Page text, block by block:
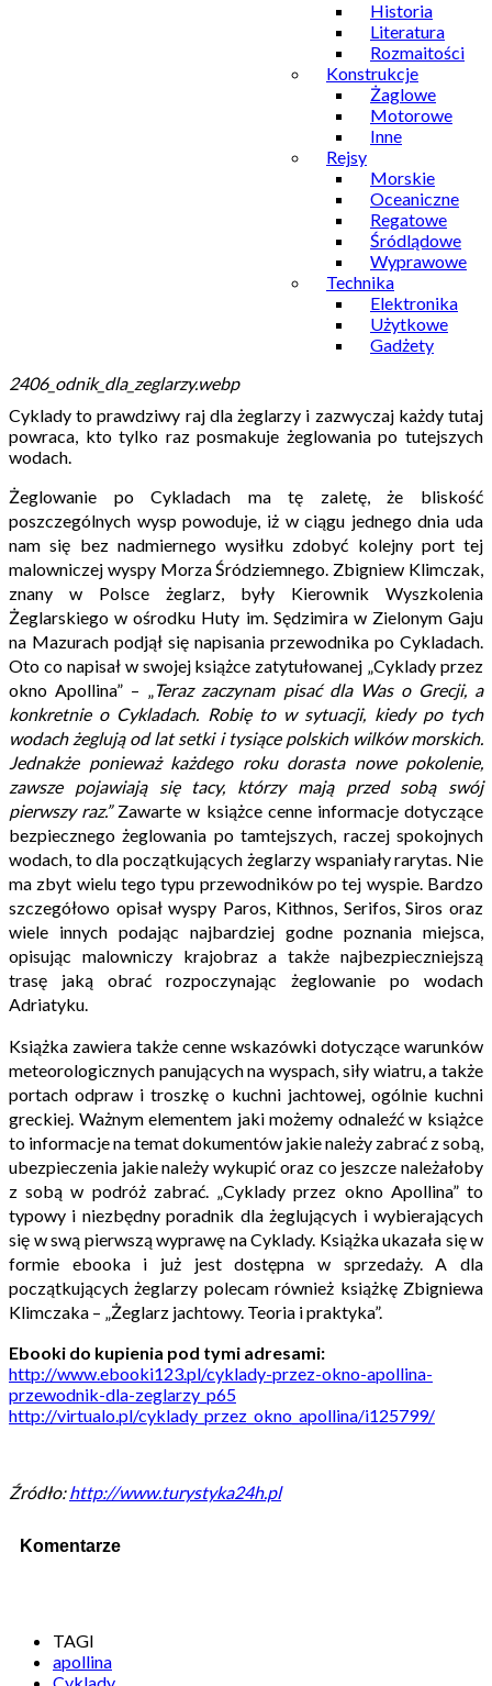
Historia
Literatura
Rozmaitości
Konstrukcje
Żaglowe
Motorowe
Inne
Rejsy
Morskie
Oceaniczne
Regatowe
Śródlądowe
Wyprawowe
Technika
Elektronika
Użytkowe
Gadżety
2406_odnik_dla_zeglarzy.webp
Cyklady to prawdziwy raj dla żeglarzy i zazwyczaj każdy tutaj
powraca, kto tylko raz posmakuje żeglowania po tutejszych
wodach.
Żeglowanie po Cykladach ma tę zaletę, że bliskość
poszczególnych wysp powoduje, iż w ciągu jednego dnia uda
nam się bez nadmiernego wysiłku zdobyć kolejny port tej
malowniczej wyspy Morza Śródziemnego. Zbigniew Klimczak,
znany w Polsce żeglarz, były Kierownik Wyszkolenia
Żeglarskiego w ośrodku Huty im. Sędzimira w Zielonym Gaju
na Mazurach podjął się napisania przewodnika po Cykladach.
Oto co napisał w swojej książce zatytułowanej „Cyklady przez
okno Apollina” – „Teraz zaczynam pisać dla Was o Grecji, a
konkretnie o Cykladach. Robię to w sytuacji, kiedy po tych
wodach żeglują od lat setki i tysiące polskich wilków morskich.
Jednakże ponieważ każdego roku dorasta nowe pokolenie,
zawsze pojawiają się tacy, którzy mają przed sobą swój
pierwszy raz.” Zawarte w książce cenne informacje dotyczące
bezpiecznego żeglowania po tamtejszych, raczej spokojnych
wodach, to dla początkujących żeglarzy wspaniały rarytas. Nie
ma zbyt wielu tego typu przewodników po tej wyspie. Bardzo
szczegółowo opisał wyspy Paros, Kithnos, Serifos, Siros oraz
wiele innych podając najbardziej godne poznania miejsca,
opisując malowniczy krajobraz a także najbezpieczniejszą
trasę jaką obrać rozpoczynając żeglowanie po wodach
Adriatyku.
Książka zawiera także cenne wskazówki dotyczące warunków
meteorologicznych panujących na wyspach, siły wiatru, a także
portach odpraw i troszkę o kuchni jachtowej, ogólnie kuchni
greckiej. Ważnym elementem jaki możemy odnaleźć w książce
to informacje na temat dokumentów jakie należy zabrać z sobą,
ubezpieczenia jakie należy wykupić oraz co jeszcze należałoby
z sobą w podróż zabrać. „Cyklady przez okno Apollina” to
typowy i niezbędny poradnik dla żeglujących i wybierających
się w swą pierwszą wyprawę na Cyklady. Książka ukazała się w
formie ebooka i już jest dostępna w sprzedaży. A dla
początkujących żeglarzy polecam również książkę Zbigniewa
Klimczaka – „Żeglarz jachtowy. Teoria i praktyka”.
Ebooki do kupienia pod tymi adresami:
http://www.ebooki123.pl/cyklady-przez-okno-apollina-
przewodnik-dla-zeglarzy_p65
http://virtualo.pl/cyklady_przez_okno_apollina/i125799/
Źródło:http://www.turystyka24h.pl
Komentarze
TAGI
apollina
Cyklady